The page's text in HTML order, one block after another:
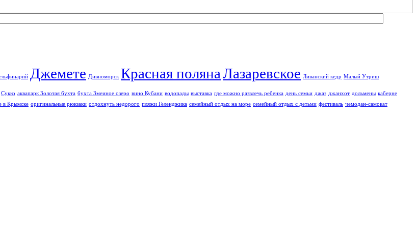
Джемете Дивноморск Красная полянаЛазаревское Ливанский кедр Малый Утриш
Сукко аквапарк Золотая бухта бухта Змеиное озеро вино Кубани водопады выставка где можно развлечь ребенка день семьи джаз джанхот дольмены каберне
в Крымске оригинальные рюкзаки отдохнуть недорого пляжи Геленджика семейный отдых на море семейный отдых с детьми фестиваль чемодан-самокат